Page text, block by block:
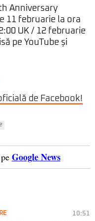
Anniversary
11 februarie la ora
UK / 12 februarie
pe YouTube și
de Facebook!
Google News
10:51